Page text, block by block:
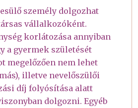
személy dolgozhat
vállalkozóként.
korlátozása annyiban
a gyermek születését
megelőzően nem lehet
illetve nevelőszülői
díj folyósítása alatt
dolgozni. Egyéb